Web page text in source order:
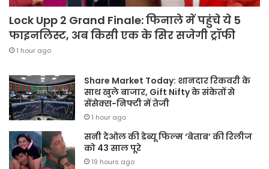
Lock Upp 2 Grand Finale: फिनाले में पहुंचे ये 5
फाइनलिस्ट, अब किसी एक के सिर सजेगी ट्रॉफी
1 hour ago
Share Market Today: शानदार रिकवरी के
साथ खुले बाजार, Gift Nifty के संकेतों से
सेंसेक्स-निफ्टी में तेजी
1 hour ago
सनी देओल की डेब्यू फिल्म ‘बेताब’ की रिलीज
को 43 साल पूरे
19 hours ago